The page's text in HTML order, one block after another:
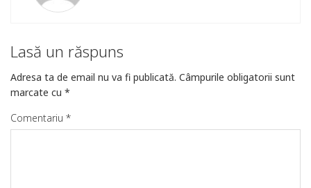
Lasă un răspuns
Adresa ta de email nu va fi publicată. Câmpurile obligatorii sunt
marcate cu *
Comentariu *